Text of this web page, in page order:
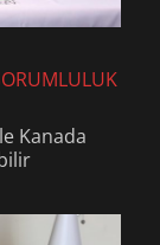
Kanada